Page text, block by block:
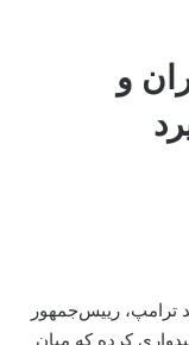
و
ترامپ، رییس‌جمهور
کرده که میان